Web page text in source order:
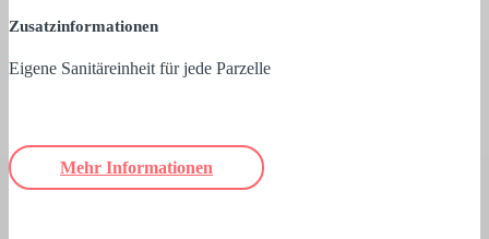
Zusatzinformationen
Eigene Sanitäreinheit für jede Parzelle
Mehr Informationen